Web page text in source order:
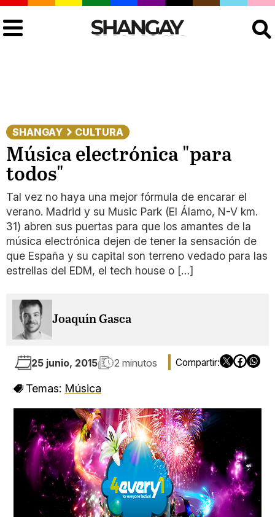
SHANGAY CULTURA
Música electrónica "para
todos"
Tal vez no haya una mejor fórmula de encarar el
verano. Madrid y su Music Park (El Álamo, N-V km.
31) abren sus puertas para que los amantes de la
música electrónica dejen de tener la sensación de
que España y su capital son terreno vedado para las
estrellas del EDM, el tech house o […]
Joaquín Gasca
25 junio, 2015 2 minutos
Temas: Música